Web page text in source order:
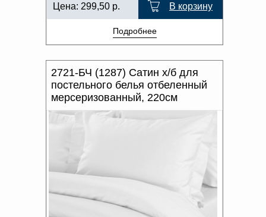
Цена: 299,50 р. В корзину
Подробнее
2721-БЧ (1287) Сатин х/б для
постельного белья отбеленный
мерсеризованный, 220см